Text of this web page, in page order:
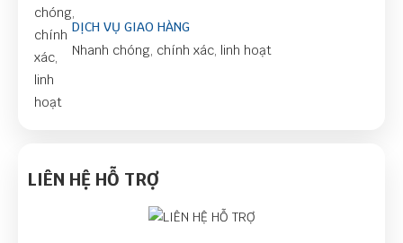
DỊCH VỤ GIAO HÀNG
Nhanh chóng, chính xác, linh hoạt
LIÊN HỆ HỖ TRỢ